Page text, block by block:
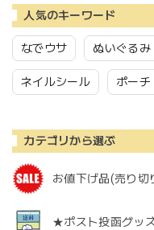
人気のキーワード
なでウサ ぬいぐるみ
ネイルシール ポーチ
カテゴリから選ぶ
お値下げ品(売り切
★ポスト投函グッ